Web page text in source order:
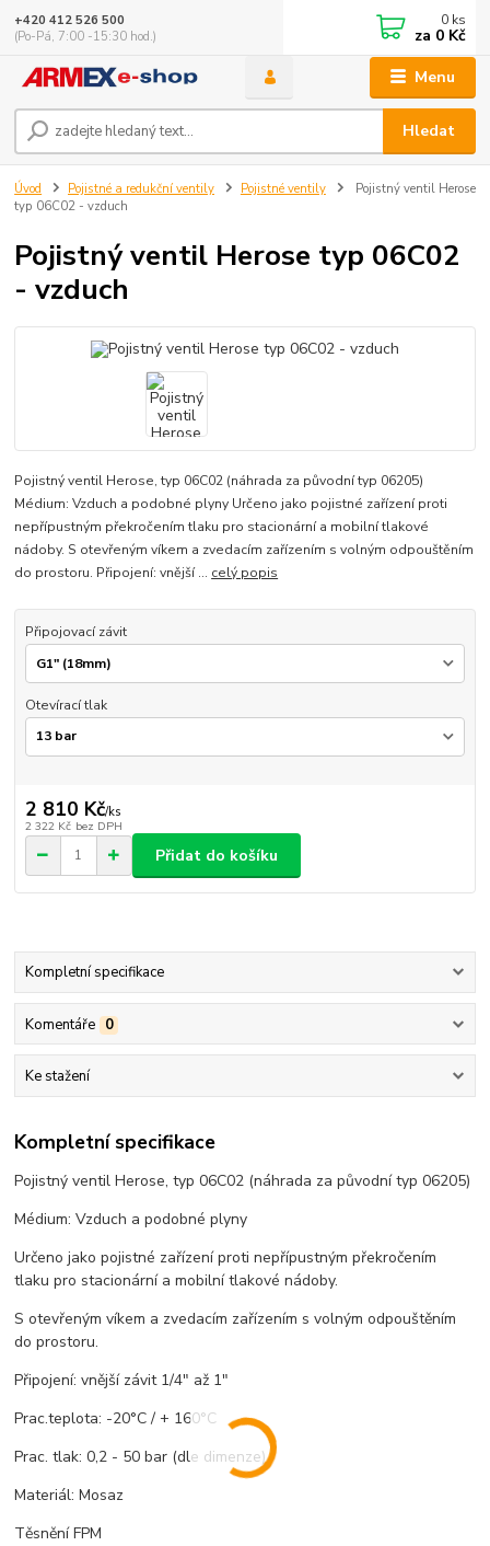
Menu
Hledat
+420 412 526 500
(Po-Pá, 7:00 -15:30 hod.)
0 ks
za 0 Kč
Úvod Pojistné a redukční ventily Pojistné ventily
Pojistný ventil Herose
typ 06C02 - vzduch
Pojistný ventil Herose typ 06C02
- vzduch
Pojistný ventil Herose, typ 06C02 (náhrada za původní typ 06205)
Médium: Vzduch a podobné plyny Určeno jako pojistné zařízení proti
nepřípustným překročením tlaku pro stacionární a mobilní tlakové
nádoby. S otevřeným víkem a zvedacím zařízením s volným odpouštěním
do prostoru. Připojení: vnější ... celý popis
Připojovací závit
Otevírací tlak
2 810 Kč/ks
2 322 Kč bez DPH
Přidat do košíku
Kompletní specifikace
Komentáře 0
Ke stažení
Kompletní specifikace
Pojistný ventil Herose, typ 06C02 (náhrada za původní typ 06205)
Médium: Vzduch a podobné plyny
Určeno jako pojistné zařízení proti nepřípustným překročením
tlaku pro stacionární a mobilní tlakové nádoby.
S otevřeným víkem a zvedacím zařízením s volným odpouštěním
do prostoru.
Připojení: vnější závit 1/4" až 1"
Prac.teplota: -20°C / + 160°C
Prac. tlak: 0,2 - 50 bar (dle dimenze)
Materiál: Mosaz
Těsnění FPM